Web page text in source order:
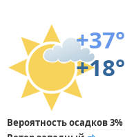
+37°
+18°
Вероятность осадков 3%